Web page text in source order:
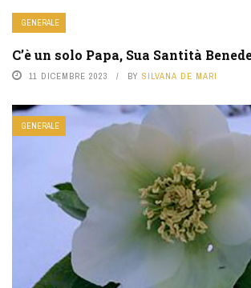
GENERALE
C’è un solo Papa, Sua Santità
11 DICEMBRE 2023 BY SILVANA DE MARI
GENERALE